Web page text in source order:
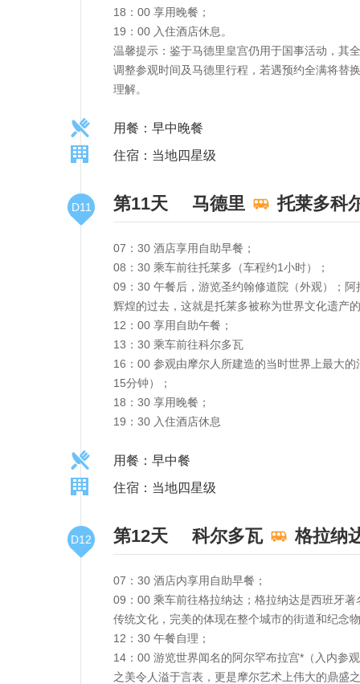
18：00 享用晚餐；
19：00 入住酒店休息。
温馨提示：鉴于马德里皇宫仍用于国事活动，其
调整参观时间及马德里行程，若遇预约全满将替
理解。
用餐：早中晚餐
住宿：当地四星级
D11 第11天 马德里 托莱多科
07：30 酒店享用自助早餐；
08：30 乘车前往托莱多（车程约1小时）；
09：30 午餐后，游览圣约翰修道院（外观）；
辉煌的过去，这就是托莱多被称为世界文化遗产
12：00 享用自助午餐；
13：30 乘车前往科尔多瓦
16：00 参观由摩尔人所建造的当时世界上最大
15分钟）；
18：30 享用晚餐；
19：30 入住酒店休息
用餐：早中餐
住宿：当地四星级
D12 第12天 科尔多瓦 格拉纳
07：30 酒店内享用自助早餐；
09：00 乘车前往格拉纳达；格拉纳达是西班牙
传统文化，完美的体现在整个城市的街道和纪念
12：30 午餐自理；
14：00 游览世界闻名的阿尔罕布拉宫*（入内参
之美令人溢于言表，更是摩尔艺术上伟大的鼎盛